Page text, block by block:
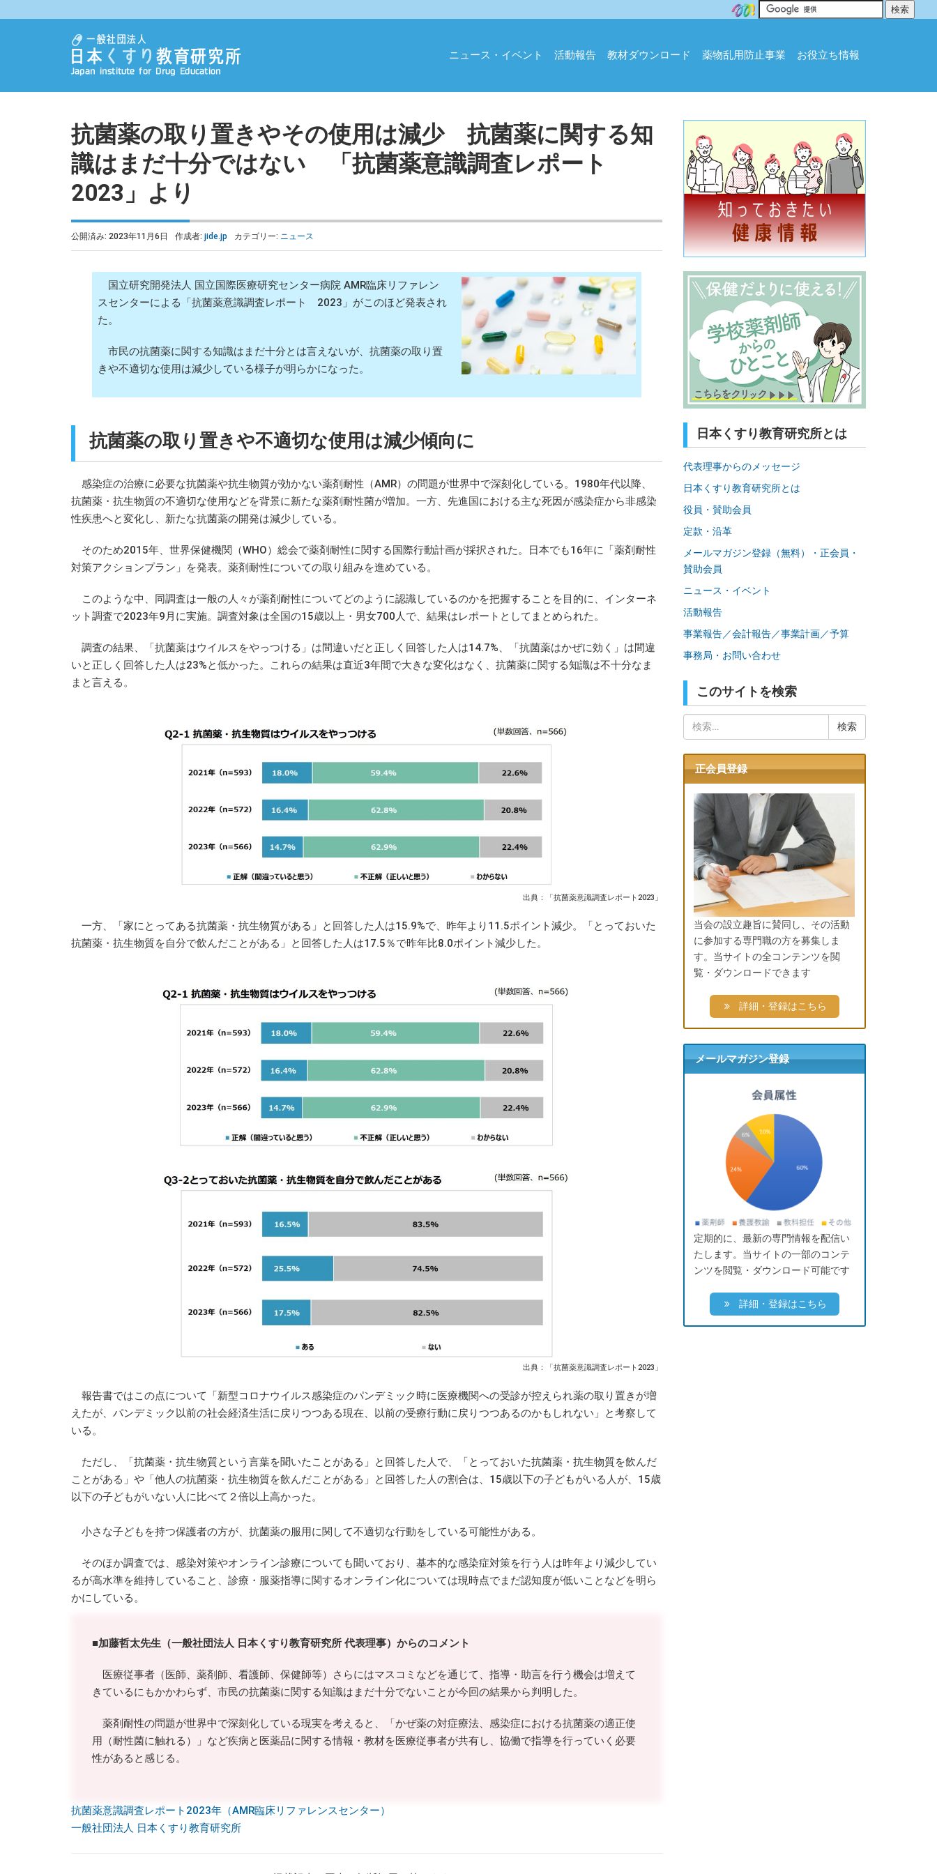
ニュース・イベント 活動報告 教材ダウンロード 薬物乱用防止事業 お役立ち情報
抗菌薬の取り置きやその使用は減少 抗菌薬に関する知
識はまだ十分ではない 「抗菌薬意識調査レポート
2023」より
公開済み: 2023年11月6日 作成者: jide.jp カテゴリー: ニュース
国立研究開発法人 国立国際医療研究センター病院 AMR臨床リファレン
スセンターによる「抗菌薬意識調査レポート 2023」がこのほど発表され
た。
市民の抗菌薬に関する知識はまだ十分とは言えないが、抗菌薬の取り置
きや不適切な使用は減少している様子が明らかになった。
抗菌薬の取り置きや不適切な使用は減少傾向に
感染症の治療に必要な抗菌薬や抗生物質が効かない薬剤耐性（AMR）の問題が世界中で深刻化している。1980年代以降、
抗菌薬・抗生物質の不適切な使用などを背景に新たな薬剤耐性菌が増加。一方、先進国における主な死因が感染症から非感染
性疾患へと変化し、新たな抗菌薬の開発は減少している。
そのため2015年、世界保健機関（WHO）総会で薬剤耐性に関する国際行動計画が採択された。日本でも16年に「薬剤耐性
対策アクションプラン」を発表。薬剤耐性についての取り組みを進めている。
このような中、同調査は一般の人々が薬剤耐性についてどのように認識しているのかを把握することを目的に、インターネ
ット調査で2023年9月に実施。調査対象は全国の15歳以上・男女700人で、結果はレポートとしてまとめられた。
調査の結果、「抗菌薬はウイルスをやっつける」は間違いだと正しく回答した人は14.7%、「抗菌薬はかぜに効く」は間違
いと正しく回答した人は23%と低かった。これらの結果は直近3年間で大きな変化はなく、抗菌薬に関する知識は不十分なま
まと言える。
出典：「抗菌薬意識調査レポート2023」
一方、「家にとってある抗菌薬・抗生物質がある」と回答した人は15.9%で、昨年より11.5ポイント減少。「とっておいた
抗菌薬・抗生物質を自分で飲んだことがある」と回答した人は17.5％で昨年比8.0ポイント減少した。
出典：「抗菌薬意識調査レポート2023」
報告書ではこの点について「新型コロナウイルス感染症のパンデミック時に医療機関への受診が控えられ薬の取り置きが増
えたが、パンデミック以前の社会経済生活に戻りつつある現在、以前の受療行動に戻りつつあるのかもしれない」と考察して
いる。
ただし、「抗菌薬・抗生物質という言葉を聞いたことがある」と回答した人で、「とっておいた抗菌薬・抗生物質を飲んだ
ことがある」や「他人の抗菌薬・抗生物質を飲んだことがある」と回答した人の割合は、15歳以下の子どもがいる人が、15歳
以下の子どもがいない人に比べて２倍以上高かった。
小さな子どもを持つ保護者の方が、抗菌薬の服用に関して不適切な行動をしている可能性がある。
そのほか調査では、感染対策やオンライン診療についても聞いており、基本的な感染症対策を行う人は昨年より減少してい
るが高水準を維持していること、診療・服薬指導に関するオンライン化については現時点でまだ認知度が低いことなどを明ら
かにしている。
■加藤哲太先生（一般社団法人 日本くすり教育研究所 代表理事）からのコメント
医療従事者（医師、薬剤師、看護師、保健師等）さらにはマスコミなどを通じて、指導・助言を行う機会は増えて
きているにもかかわらず、市民の抗菌薬に関する知識はまだ十分でないことが今回の結果から判明した。
薬剤耐性の問題が世界中で深刻化している現実を考えると、「かぜ薬の対症療法、感染症における抗菌薬の適正使
用（耐性菌に触れる）」など疾病と医薬品に関する情報・教材を医療従事者が共有し、協働で指導を行っていく必要
性があると感じる。
抗菌薬意識調査レポート2023年（AMR臨床リファレンスセンター）
一般社団法人 日本くすり教育研究所
日本くすり教育研究所とは
代表理事からのメッセージ
日本くすり教育研究所とは
役員・賛助会員
定款・沿革
メールマガジン登録（無料）・正会員・
賛助会員
ニュース・イベント
活動報告
事業報告／会計報告／事業計画／予算
事務局・お問い合わせ
このサイトを検索
索:
正会員登録
当会の設立趣旨に賛同し、その活動
に参加する専門職の方を募集しま
す。当サイトの全コンテンツを閲
覧・ダウンロードできます
詳細・登録はこちら
メールマガジン登録
定期的に、最新の専門情報を配信い
たします。当サイトの一部のコンテ
ンツを閲覧・ダウンロード可能です
詳細・登録はこちら